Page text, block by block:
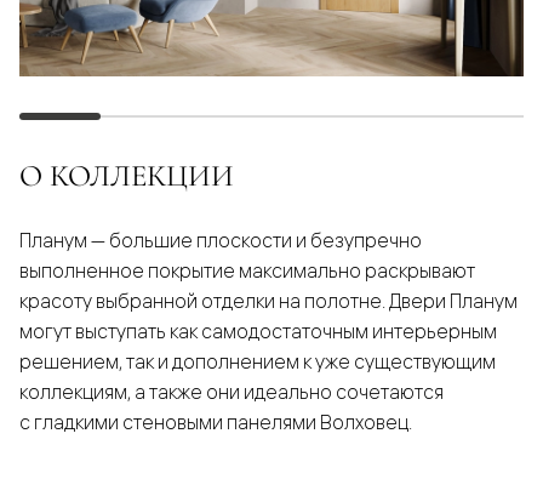
О КОЛЛЕКЦИИ
Планум — большие плоскости и безупречно
выполненное покрытие максимально раскрывают
красоту выбранной отделки на полотне. Двери Планум
могут выступать как самодостаточным интерьерным
решением, так и дополнением к уже существующим
коллекциям, а также они идеально сочетаются
с гладкими стеновыми панелями Волховец.